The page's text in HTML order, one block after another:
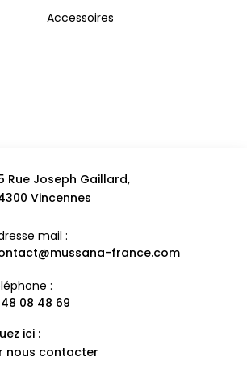
Accessoires
Rue Joseph Gaillard,
Vincennes
mail :
france.com
:
48 08 48 69
ici :
nous contacter